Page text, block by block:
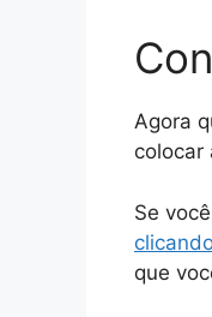
Agora
colocar
Se
que